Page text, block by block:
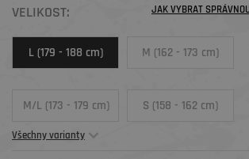
VELIKOST: JAK VYBRAT
L (179 - 188 cm) M (162 - 173 cm)
M/L (173 - 179 cm) S (158 - 162 cm)
Všechny varianty